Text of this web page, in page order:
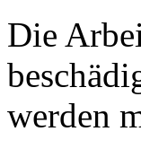
Die
werden